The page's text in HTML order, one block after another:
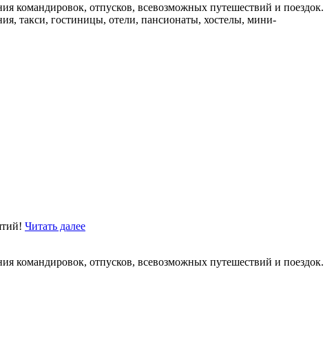
командировок, отпусков, всевозможных путешествий и поездок.
такси, гостиницы, отели, пансионаты, хостелы, мини-
Читать далее
командировок, отпусков, всевозможных путешествий и поездок.